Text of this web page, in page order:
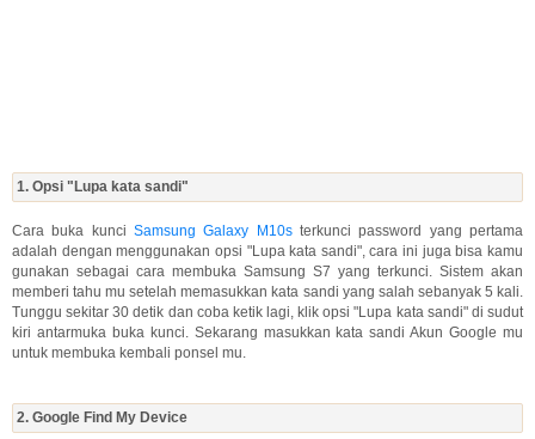
1. Opsi "Lupa kata sandi"
Cara buka kunci Samsung Galaxy M10sterkunci password yang pertama
adalah dengan menggunakan opsi "Lupa kata sandi", cara ini juga bisa kamu
gunakan sebagai cara membuka Samsung S7 yang terkunci. Sistem akan
memberi tahu mu setelah memasukkan kata sandi yang salah sebanyak 5 kali.
Tunggu sekitar 30 detik dan coba ketik lagi, klik opsi "Lupa kata sandi" di sudut
kiri antarmuka buka kunci. Sekarang masukkan kata sandi Akun Google mu
untuk membuka kembali ponsel mu.
2. Google Find My Device